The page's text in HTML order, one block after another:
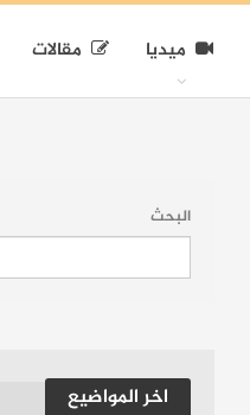
ميديا مقالات
البحث
اخر المواضيع